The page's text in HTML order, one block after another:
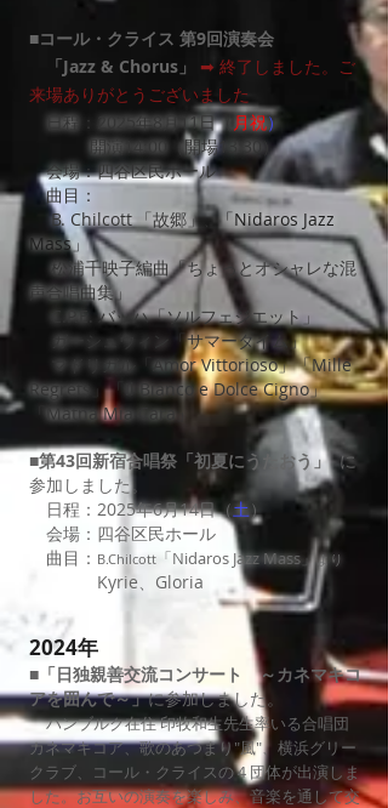
■コール・クライス 第9回演奏会
「Jazz & Chorus」
➡ 終了しました。ご
来場ありがとうございました
日程：2025年8月11日（ 月祝）
開演14:00（開場13:30）
会場：四谷区民ホール
曲目：
B. Chilcott「故郷」、「Nidaros Jazz
Mass」
松浦千映子編曲「ちょっとオシャレな混
声合唱曲集」
C.P.E. バッハ「ソルフェジエット」
ガーシュウィン「サマータイム」
マドリガル「Amor Vittorioso」「Mille
Regrets」「Il Bianco e Dolce Cigno」
「Matna Mia Cara」
■第43回新宿合唱祭「初夏にうたおう」​に
参加しました。
日程：2025年6月14日（土）
会場：四谷区民ホール
曲目： B.Chilcott 「Nidaros Jazz Mass」より
Kyrie、Gloria
2024年
■ 「日独親善交流コンサート ～カネマキコ
アを囲んで～」に参加しました。
ハンブルク在住 印牧和生先生率いる合唱団
カネマキコア、歌のあつまり"風"、横浜グリー
クラブ、コール・クライスの４団体が出演しま
した。お互いの演奏を楽しみ、音楽を通して交